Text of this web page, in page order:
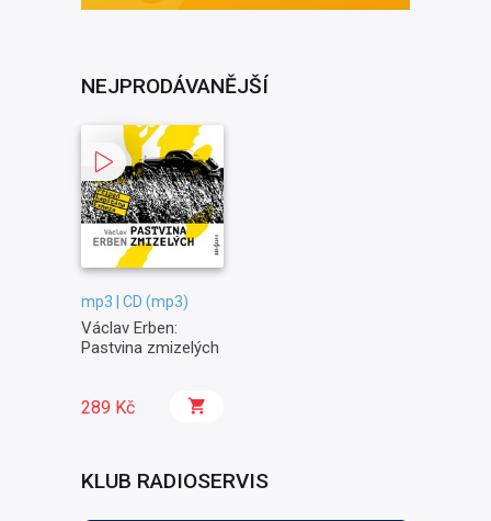
NEJPRODÁVANĚJŠÍ
mp3 | CD (mp3)
Václav Erben:
Pastvina zmizelých
289 Kč
KLUB RADIOSERVIS